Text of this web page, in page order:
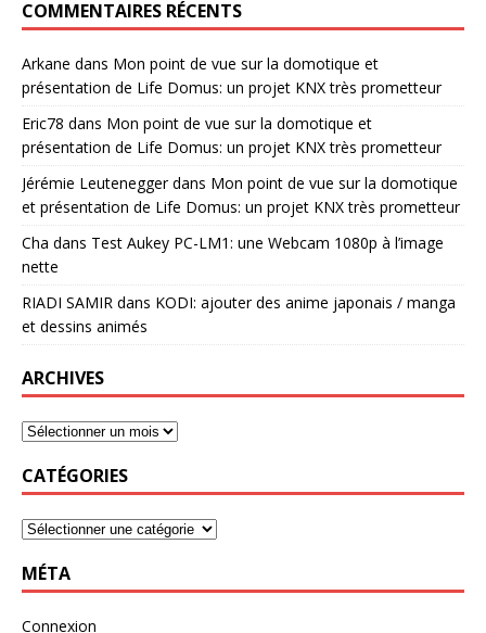
COMMENTAIRES RÉCENTS
Arkane dans Mon point de vue sur la domotique et
présentation de Life Domus: un projet KNX très prometteur
Eric78 dans Mon point de vue sur la domotique et
présentation de Life Domus: un projet KNX très prometteur
Jérémie Leuteneggerdans Mon point de vue sur la domotique
et présentation de Life Domus: un projet KNX très prometteur
Cha dans Test Aukey PC-LM1: une Webcam 1080p à l’image
nette
RIADI SAMIR dans KODI: ajouter des anime japonais / manga
et dessins animés
ARCHIVES
CATÉGORIES
MÉTA
Connexion